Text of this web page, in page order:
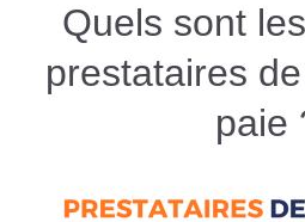
Quels sont
prestataires
paie